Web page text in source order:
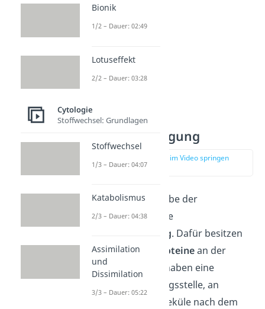
Signalübertragung
zur Stelle im Video springen
(04:37)
Eine weitere Aufgabe der
Zellmembran ist die
Signalübertragung. Dafür besitzen
ZellenRezeptorproteinean der
Zellmembran. Sie haben eine
spezifische Bindungsstelle, an
welcher Signalmoleküle nach dem
Bionik
1/2 – Dauer: 02:49
Lotuseffekt
2/2 – Dauer: 03:28
Cytologie
Stoffwechsel: Grundlagen
Stoffwechsel
1/3 – Dauer: 04:07
Katabolismus
2/3 – Dauer: 04:38
Assimilation
und
Dissimilation
3/3 – Dauer: 05:22